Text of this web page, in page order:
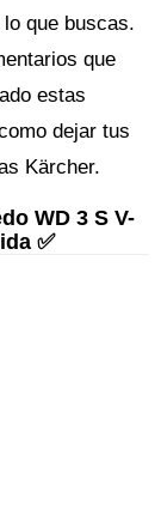
que buscas.
que
estas
dejar tus
Kärcher.
WD 3 S V-
✅